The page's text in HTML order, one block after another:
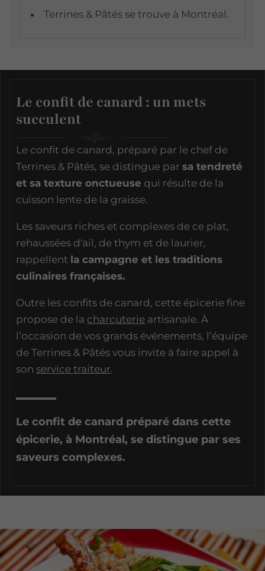
Terrines & Pâtés se trouve à Montréal.
Le confit de canard : un mets
succulent
Le confit de canard, préparé par le chef de
Terrines & Pâtés, se distingue parsa tendreté
et sa texture onctueuse qui résulte de la
cuisson lente de la graisse.
Les saveurs riches et complexes de ce plat,
rehaussées d'ail, de thym et de laurier,
rappellent la campagne et les traditions
culinaires françaises.
Outre les confits de canard, cette épicerie fine
propose de la charcuterie artisanale. À
l’occasion de vos grands événements, l’équipe
de Terrines & Pâtés vous invite à faire appel à
son service traiteur.
Le confit de canard préparé dans cette
épicerie, à Montréal, se distingue par ses
saveurs complexes.